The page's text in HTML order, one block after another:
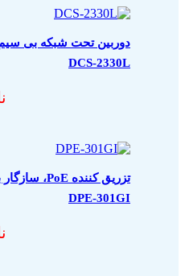
DCS-2330L
DPE-301GI